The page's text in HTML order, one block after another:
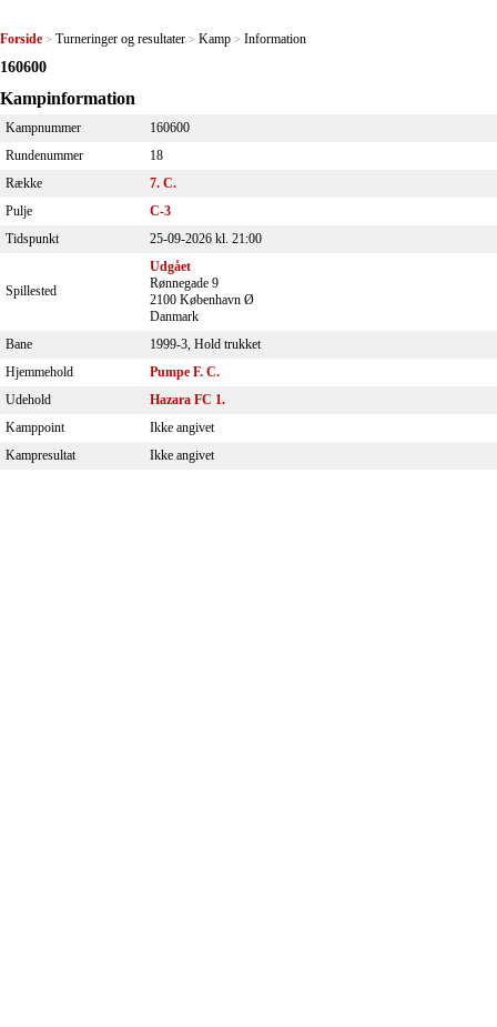
Forside > Turneringer og resultater > Kamp > Information
160600
Kampinformation
Kampnummer
160600
Rundenummer
18
Række
7. C.
Pulje
C-3
Tidspunkt
25-09-2026 kl. 21:00
Spillested
Udgået
Rønnegade 9
2100 København Ø
Danmark
Bane
1999-3, Hold trukket
Hjemmehold
Pumpe F. C.
Udehold
Hazara FC 1.
Kamppoint
Ikke angivet
Kampresultat
Ikke angivet